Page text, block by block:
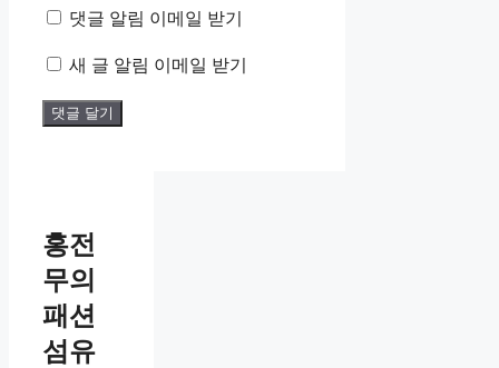
댓글 알림 이메일 받기
새 글 알림 이메일 받기
홍전
무의
패션
섬유